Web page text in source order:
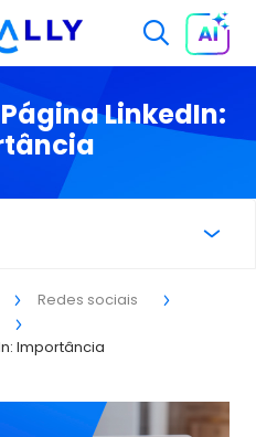
LinkedIn:
Redes sociais
Importância